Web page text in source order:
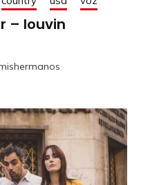
– louvin